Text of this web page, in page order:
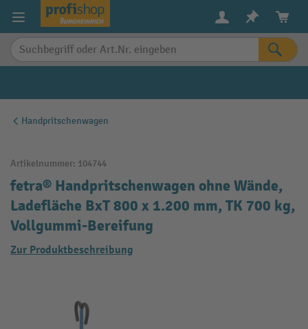
springen
Handpritschenwagen
Artikelnummer: 104744
fetra® Handpritschenwagen ohne Wände,
Ladefläche BxT 800 x 1.200 mm, TK 700 kg,
Vollgummi-Bereifung
Zur Produktbeschreibung